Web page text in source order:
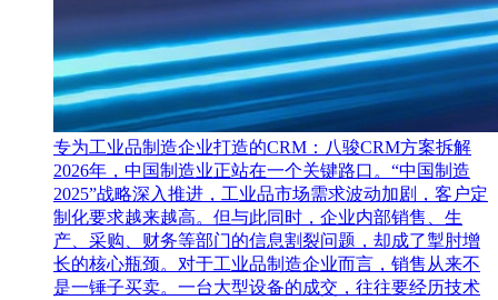
专为工业品制造企业打造的CRM：八骏CRM方案拆解
2026年，中国制造业正站在一个关键路口。“中国制造
2025”战略深入推进，工业品市场需求波动加剧，客户定
制化要求越来越高。但与此同时，企业内部销售、生
产、采购、财务等部门的信息割裂问题，却成了掣肘增
长的核心瓶颈。对于工业品制造企业而言，销售从来不
是一锤子买卖。一台大型设备的成交，往往要经历技术